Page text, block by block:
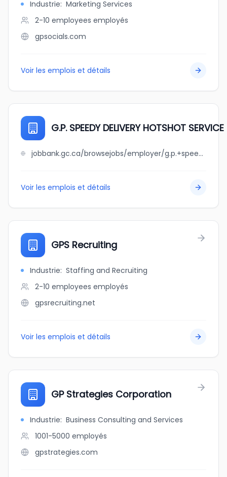
Industrie: Marketing Services
2-10 employees employés
gpsocials.com
Voir les emplois et détails
G.P. SPEEDY DELIVERY HOTSHOT SERVICE
jobbank.gc.ca/browsejobs/employer/g.p.+speedy+delivery+hotshot+service+ltd./ca
Voir les emplois et détails
GPS Recruiting
Industrie: Staffing and Recruiting
2-10 employees employés
gpsrecruiting.net
Voir les emplois et détails
GP Strategies Corporation
Industrie: Business Consulting and Services
1001-5000 employés
gpstrategies.com